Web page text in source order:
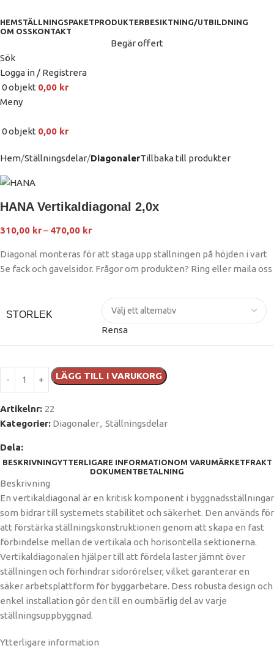
HEMSTÄLLNINGSPAKETPRODUKTERBESIKTNING/UTBILDNING
OM OSSKONTAKT
Begär offert
Sök
Logga in / Registrera
0objekt 0,00 kr
Meny
0objekt 0,00 kr
Hem Ställningsdelar DiagonalerTillbaka till produkter
HANA Vertikaldiagonal 2,0x
310,00 kr– 470,00 kr
Diagonal monteras för att staga upp ställningen på höjden i vart
5e fack och gavelsidor. Frågor om produkten? Ring eller maila oss
STORLEK
Rensa
LÄGG TILL I VARUKORG
Artikelnr: 22
Kategorier: Diagonaler, Ställningsdelar
Dela:
BESKRIVNINGYTTERLIGARE INFORMATIONOM VARUMÄRKETFRAKT
DOKUMENTBETALNING
Beskrivning
En vertikaldiagonal är en kritisk komponent i byggnadsställningar
som bidrar till systemets stabilitet och säkerhet. Den används för
att förstärka ställningskonstruktionen genom att skapa en fast
förbindelse mellan de vertikala och horisontella sektionerna.
Vertikaldiagonalen hjälper till att fördela laster jämnt över
ställningen och förhindrar sidorörelser, vilket garanterar en
säker arbetsplattform för byggarbetare. Dess robusta design och
enkel installation gör den till en oumbärlig del av varje
ställningsuppbyggnad.
Ytterligare information